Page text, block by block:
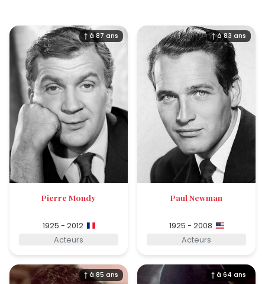
† à 87 ans
Pierre Mondy
1925 - 2012
Acteurs
† à 83 ans
Paul Newman
1925 - 2008
Acteurs
† à 85 ans † à 64 ans